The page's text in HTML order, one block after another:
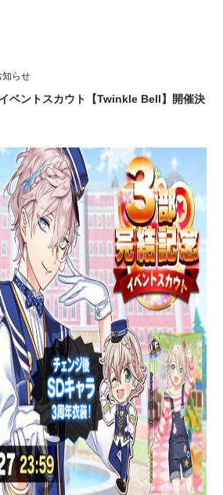
ン
ン
知らせ
イベントスカウト【Twinkle Bell】開催決